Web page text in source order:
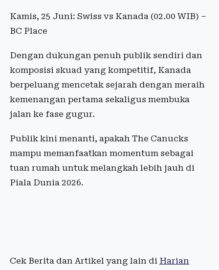
Kamis, 25 Juni: Swiss vs Kanada (02.00 WIB) –
BC Place
Dengan dukungan penuh publik sendiri dan
komposisi skuad yang kompetitif, Kanada
berpeluang mencetak sejarah dengan meraih
kemenangan pertama sekaligus membuka
jalan ke fase gugur.
Publik kini menanti, apakah The Canucks
mampu memanfaatkan momentum sebagai
tuan rumah untuk melangkah lebih jauh di
Piala Dunia 2026.
Cek Berita dan Artikel yang lain di Harian